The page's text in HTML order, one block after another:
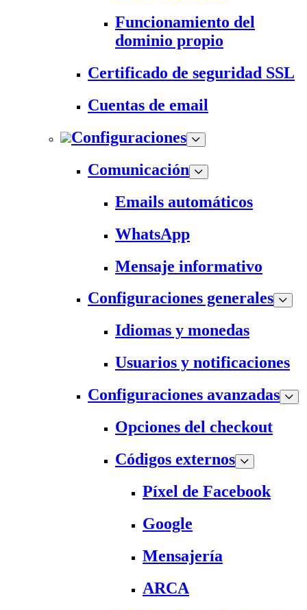
Funcionamiento del
dominio propio
Certificado de seguridad SSL
Cuentas de email
Configuraciones
Comunicación
Emails automáticos
WhatsApp
Mensaje informativo
Configuraciones generales
Idiomas y monedas
Usuarios y notificaciones
Configuraciones avanzadas
Opciones del checkout
Códigos externos
Píxel de Facebook
Google
Mensajería
ARCA